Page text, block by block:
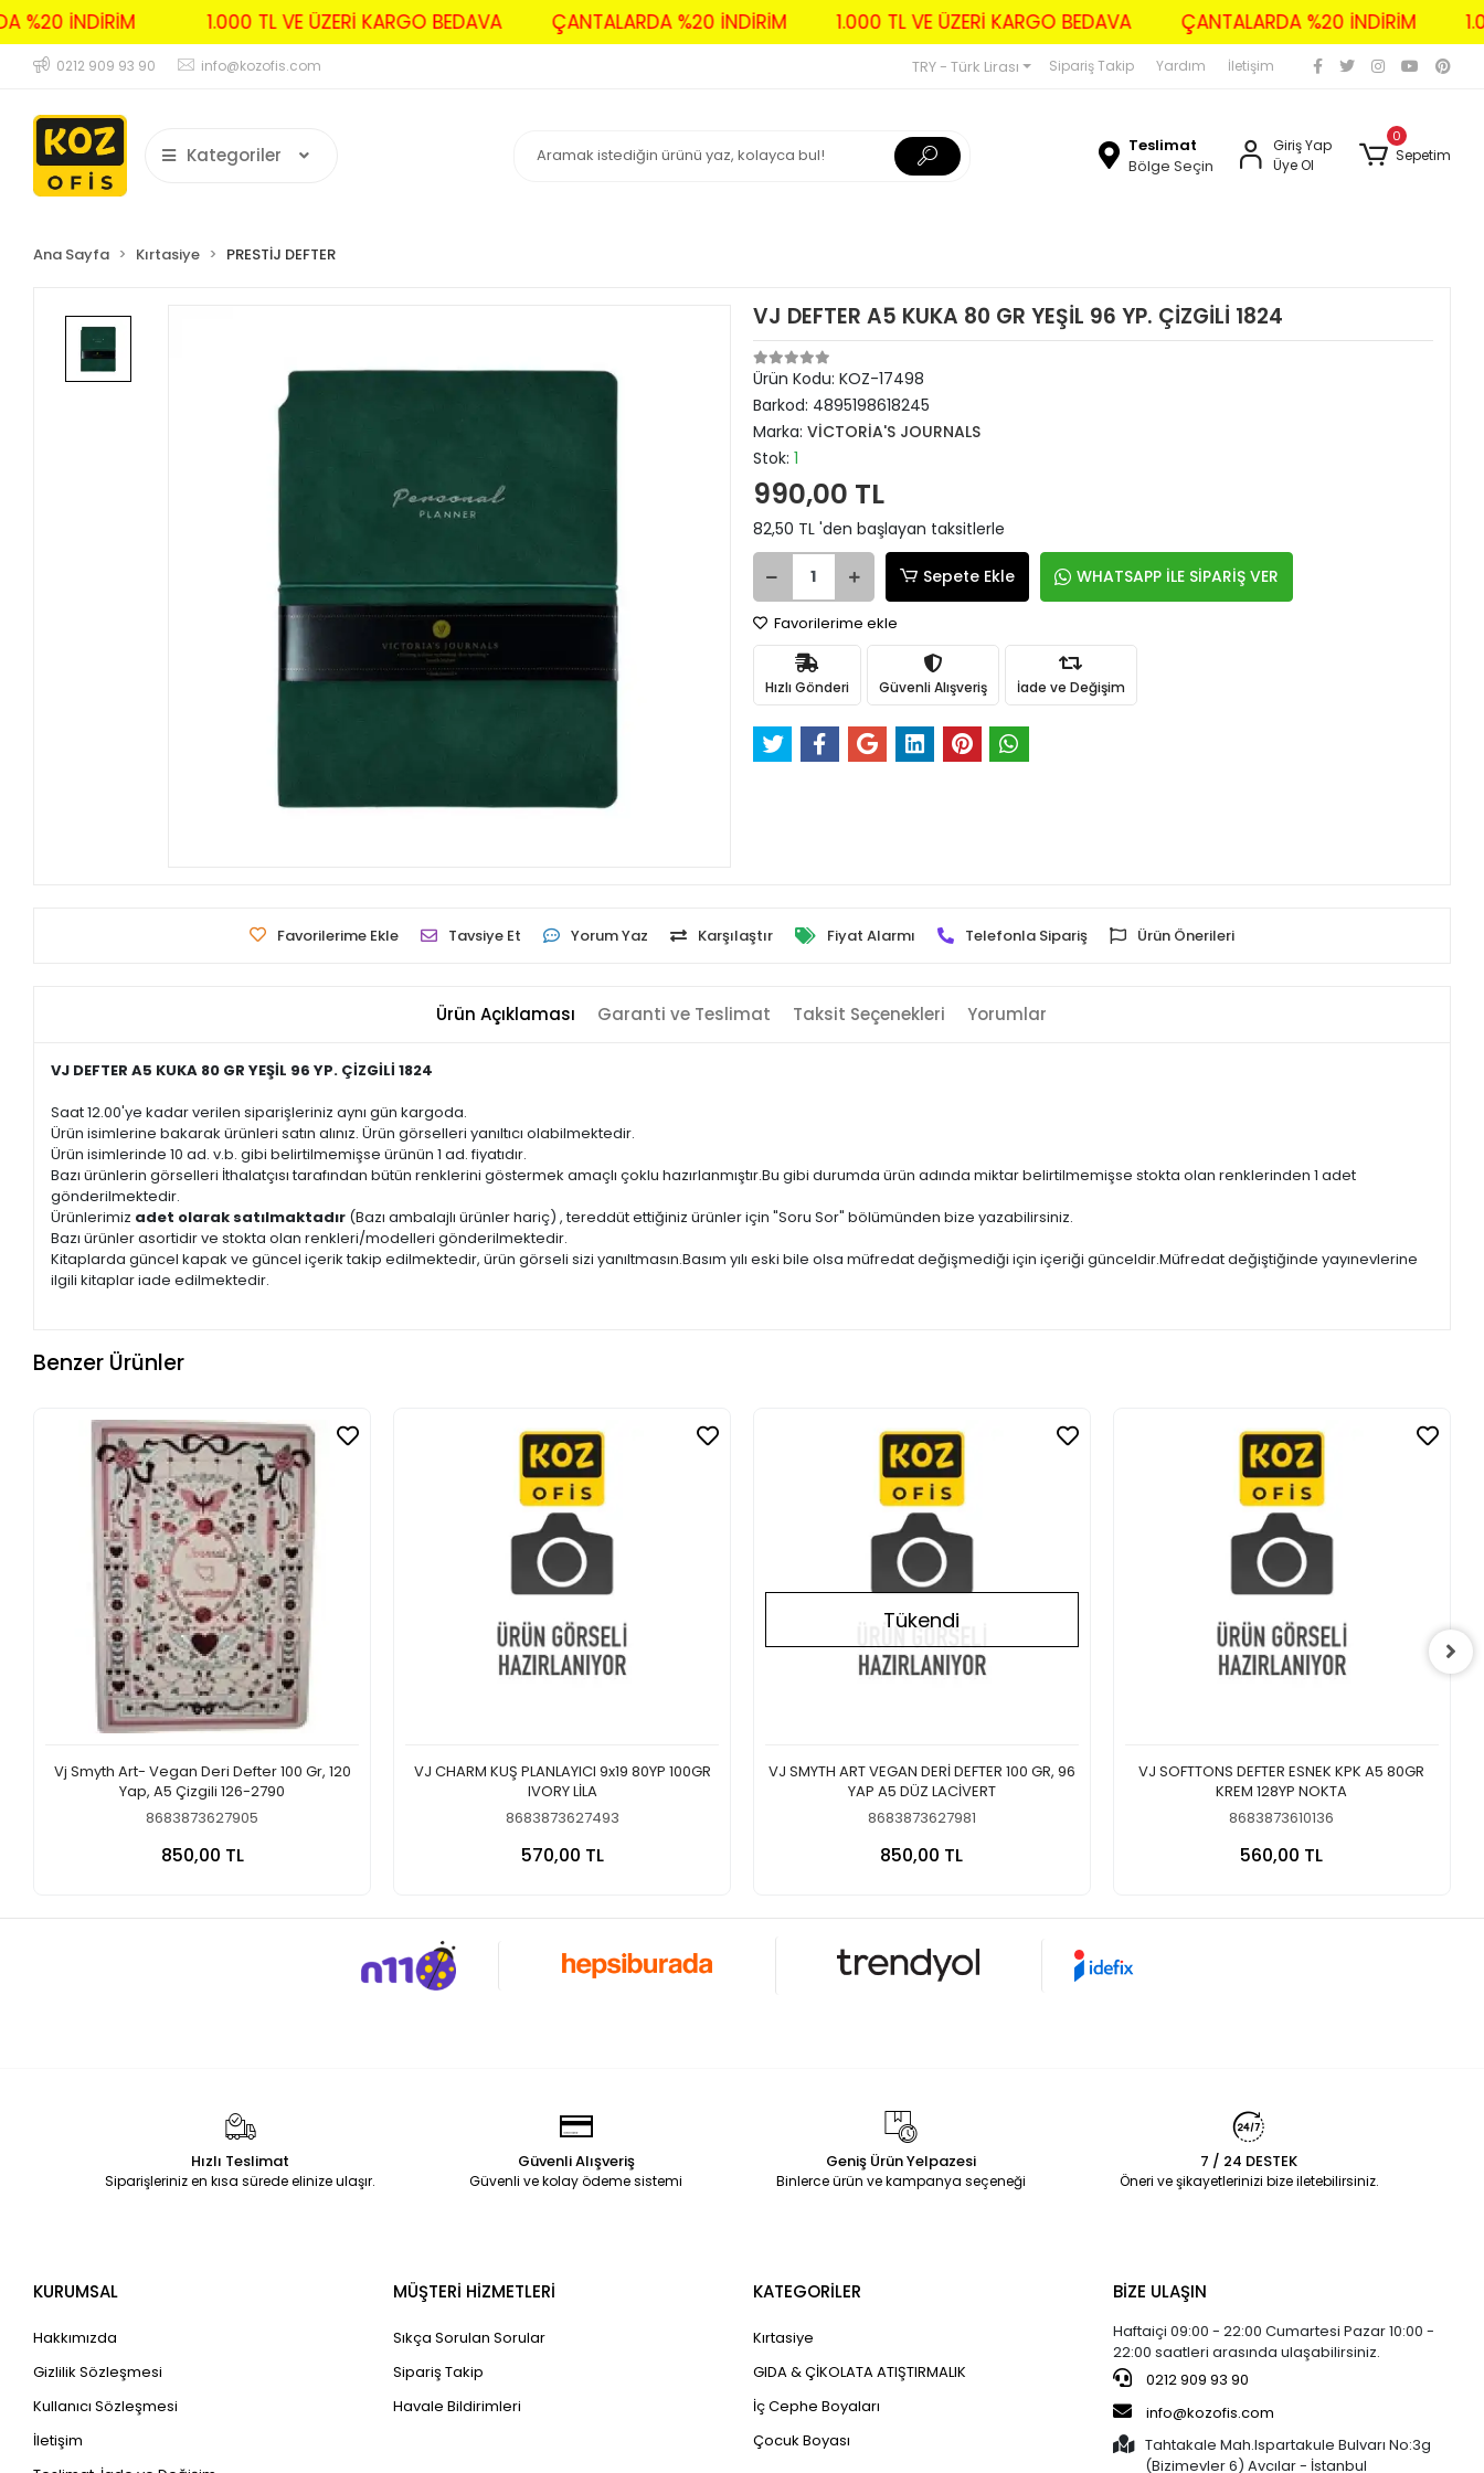
%20 İNDİRİM 1.000 TL VE ÜZERİ KARGO BEDAVA ÇANTALARDA %20 İNDİRİM 1.000 TL VE ÜZERİ KARGO BEDAVA ÇANTALARDA %20 İNDİRİM
0212 909 93 90 info@kozofis.com TRY - Türk Lirası Sipariş Takip Yardım İletişim
Kategoriler
Teslimat
Bölge Seçin
Giriş Yap
Üye Ol
0
Sepetim
Ana Sayfa Kırtasiye PRESTİJ DEFTER
VJ DEFTER A5 KUKA 80 GR YEŞİL 96 YP. ÇİZGİLİ 1824
Ürün Kodu: KOZ-17498
Barkod: 4895198618245
Marka: VİCTORİA'S JOURNALS
Stok: 1
990,00 TL
82,50 TL 'den başlayan taksitlerle
Sepete Ekle WHATSAPP İLE SİPARİŞ VER
Favorilerime ekle
Hızlı Gönderi Güvenli Alışveriş İade ve Değişim
Favorilerime Ekle Tavsiye Et Yorum Yaz Karşılaştır Fiyat Alarmı Telefonla Sipariş Ürün Önerileri
Ürün Açıklaması Garanti ve Teslimat Taksit Seçenekleri Yorumlar
VJ DEFTER A5 KUKA 80 GR YEŞİL 96 YP. ÇİZGİLİ 1824
Saat 12.00'ye kadar verilen siparişleriniz aynı gün kargoda.
Ürün isimlerine bakarak ürünleri satın alınız. Ürün görselleri yanıltıcı olabilmektedir.
Ürün isimlerinde 10 ad. v.b. gibi belirtilmemişse ürünün 1 ad. fiyatıdır.
Bazı ürünlerin görselleri İthalatçısı tarafından bütün renklerini göstermek amaçlı çoklu hazırlanmıştır.Bu gibi durumda ürün adında miktar belirtilmemişse stokta olan renklerinden 1 adet
gönderilmektedir.
Ürünlerimiz adet olarak satılmaktadır (Bazı ambalajlı ürünler hariç) , tereddüt ettiğiniz ürünler için "Soru Sor" bölümünden bize yazabilirsiniz.
Bazı ürünler asortidir ve stokta olan renkleri/modelleri gönderilmektedir.
Kitaplarda güncel kapak ve güncel içerik takip edilmektedir, ürün görseli sizi yanıltmasın.Basım yılı eski bile olsa müfredat değişmediği için içeriği günceldir.Müfredat değiştiğinde yayınevlerine
ilgili kitaplar iade edilmektedir.
Benzer Ürünler
Vj Smyth Art- Vegan Deri Defter 100 Gr, 120
Yap, A5 Çizgili 126-2790
8683873627905
850,00 TL
VJ CHARM KUŞ PLANLAYICI 9x19 80YP 100GR
IVORY LİLA
8683873627493
570,00 TL
Tükendi
VJ SMYTH ART VEGAN DERİ DEFTER 100 GR, 96
YAP A5 DÜZ LACİVERT
8683873627981
850,00 TL
VJ SOFTTONS DEFTER ESNEK KPK A5 80GR
KREM 128YP NOKTA
8683873610136
560,00 TL
Hızlı Teslimat
Siparişleriniz en kısa sürede elinize ulaşır.
Güvenli Alışveriş
Güvenli ve kolay ödeme sistemi
Geniş Ürün Yelpazesi
Binlerce ürün ve kampanya seçeneği
7 / 24 DESTEK
Öneri ve şikayetlerinizi bize iletebilirsiniz.
KURUMSAL
Hakkımızda
Gizlilik Sözleşmesi
Kullanıcı Sözleşmesi
İletişim
MÜŞTERİ HİZMETLERİ
Sıkça Sorulan Sorular
Sipariş Takip
Havale Bildirimleri
KATEGORİLER
Kırtasiye
GIDA & ÇİKOLATA ATIŞTIRMALIK
İç Cephe Boyaları
Çocuk Boyası
BİZE ULAŞIN
Haftaiçi 09:00 - 22:00 Cumartesi Pazar 10:00 -
22:00 saatleri arasında ulaşabilirsiniz.
0212 909 93 90
info@kozofis.com
Tahtakale Mah.Ispartakule Bulvarı No:3g
(Bizimevler 6) Avcılar - İstanbul